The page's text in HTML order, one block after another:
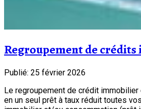
Regroupement de
Publié: 25 février 2026
Le regroupement de crédit
en un seul prêt à taux réduit toutes